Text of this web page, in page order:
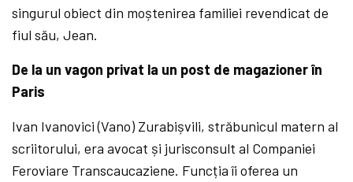
singurul obiect din moștenirea familiei revendicat de
fiul său, Jean.
De la un vagon privat la un post de magazioner în
Paris
Ivan Ivanovici (Vano) Zurabișvili, străbunicul matern al
scriitorului, era avocat și jurisconsult al Companiei
Feroviare Transcaucaziene. Funcția îi oferea un